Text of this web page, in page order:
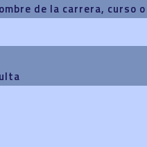
de la carrera, curso